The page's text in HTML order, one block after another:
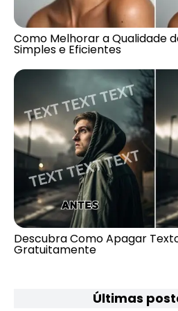
Como Melhorar a Qualidade
Simples e Eficientes
Descubra Como Apagar
Gratuitamente
Últimas